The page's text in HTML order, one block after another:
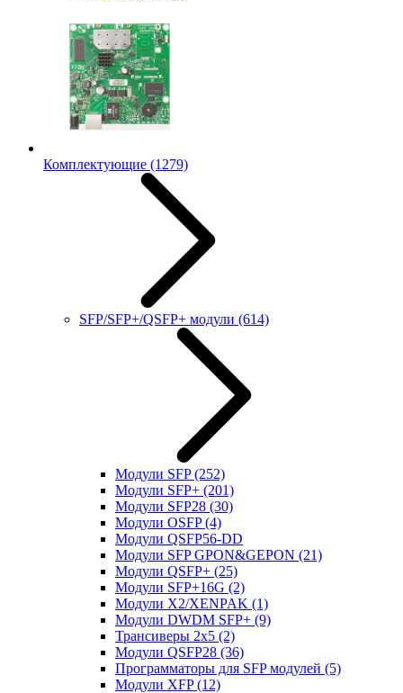
Комплектующие (1279)
SFP/SFP+/QSFP+ модули (614)
Модули SFP(252)
Модули SFP+ (201)
Модули SFP28 (30)
Модули OSFP(4)
Модули QSFP56-DD
Модули SFP GPON&GEPON (21)
Модули QSFP+ (25)
Модули SFP+16G (2)
Модули X2/XENPAK (1)
Модули DWDM SFP+ (9)
Трансиверы 2x5 (2)
Модули QSFP28 (36)
Программаторы для SFP модулей (5)
Модули XFP(12)